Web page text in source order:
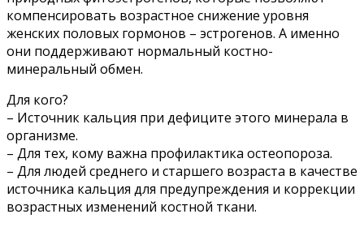
компенсировать возрастное снижение уровня
женских половых гормонов – эстрогенов. А именно
они поддерживают нормальный костно-
минеральный обмен.
Для кого?
– Источник кальция при дефиците этого минерала в
организме.
– Для тех, кому важна профилактика остеопороза.
– Для людей среднего и старшего возраста в качестве
источника кальция для предупреждения и коррекции
возрастных изменений костной ткани.